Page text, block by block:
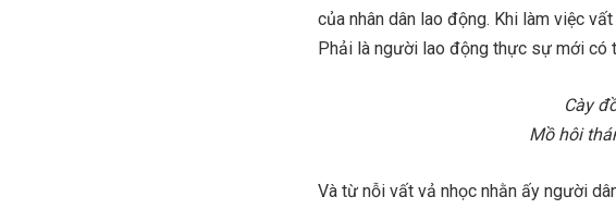
của nhân dân lao động. Khi làm việc
Phải là người lao động thực sự mới có
Cày
Mồ hôi
Và từ nỗi vất vả nhọc nhằn ấy người